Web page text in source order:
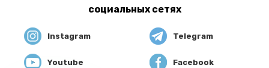
социальных сетях
Instagram Telegram
Youtube Facebook